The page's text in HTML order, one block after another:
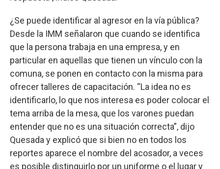
¿Se puede identificar al agresor en la vía pública?
Desde la IMM señalaron que cuando se identifica
que la persona trabaja en una empresa, y en
particular en aquellas que tienen un vínculo con la
comuna, se ponen en contacto con la misma para
ofrecer talleres de capacitación. “La idea no es
identificarlo, lo que nos interesa es poder colocar el
tema arriba de la mesa, que los varones puedan
entender que no es una situación correcta”, dijo
Quesada y explicó que si bien no en todos los
reportes aparece el nombre del acosador, a veces
es posible distinguirlo por un uniforme o el lugar y